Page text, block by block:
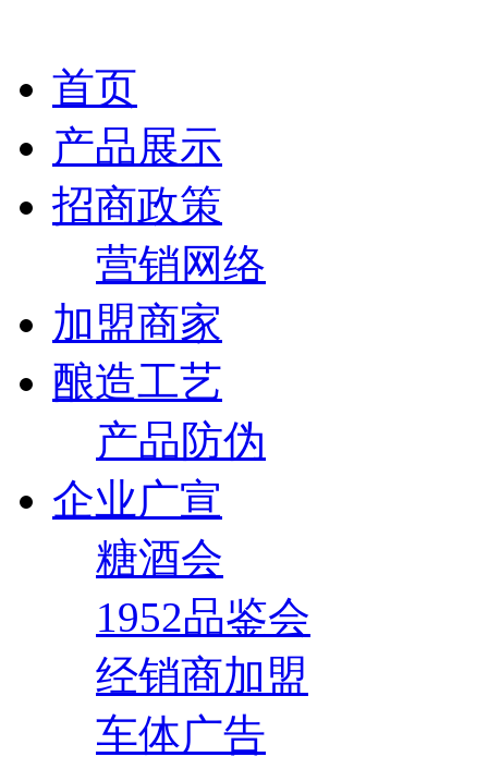
首页
产品展示
招商政策
营销网络
加盟商家
酿造工艺
产品防伪
企业广宣
糖酒会
1952品鉴会
经销商加盟
车体广告